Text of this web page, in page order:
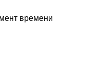
времени